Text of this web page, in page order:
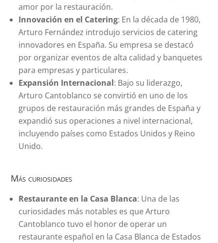
amor por la restauración.
Innovación en el Catering: En la década de 1980,
Arturo Fernández introdujo servicios de catering
innovadores en España. Su empresa se destacó
por organizar eventos de alta calidad y banquetes
para empresas y particulares.
Expansión Internacional: Bajo su liderazgo,
Arturo Cantoblanco se convirtió en uno de los
grupos de restauración más grandes de España y
expandió sus operaciones a nivel internacional,
incluyendo países como Estados Unidos y Reino
Unido.
Más curiosidades
Restaurante en la Casa Blanca: Una de las
curiosidades más notables es que Arturo
Cantoblanco tuvo el honor de operar un
restaurante español en la Casa Blanca de Estados